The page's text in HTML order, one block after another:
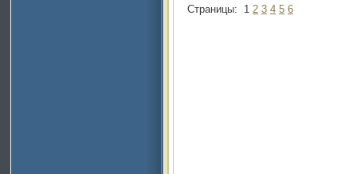
Страницы: 1 2 3 4 5 6